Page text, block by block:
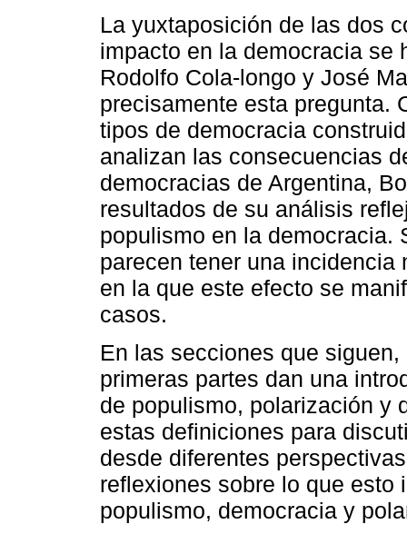
La yuxtaposición de las dos
impacto en la democracia se
Rodolfo Cola-longo y José
precisamente esta pregunta.
tipos de democracia
analizan las consecuencias
democracias de Argentina,
resultados de su análisis
populismo en la democracia.
parecen tener una
en la que este efecto se
casos.
En las secciones que
primeras partes dan una
de populismo, polarización y
estas definiciones para
desde diferentes
reflexiones sobre lo que esto
populismo, democracia y